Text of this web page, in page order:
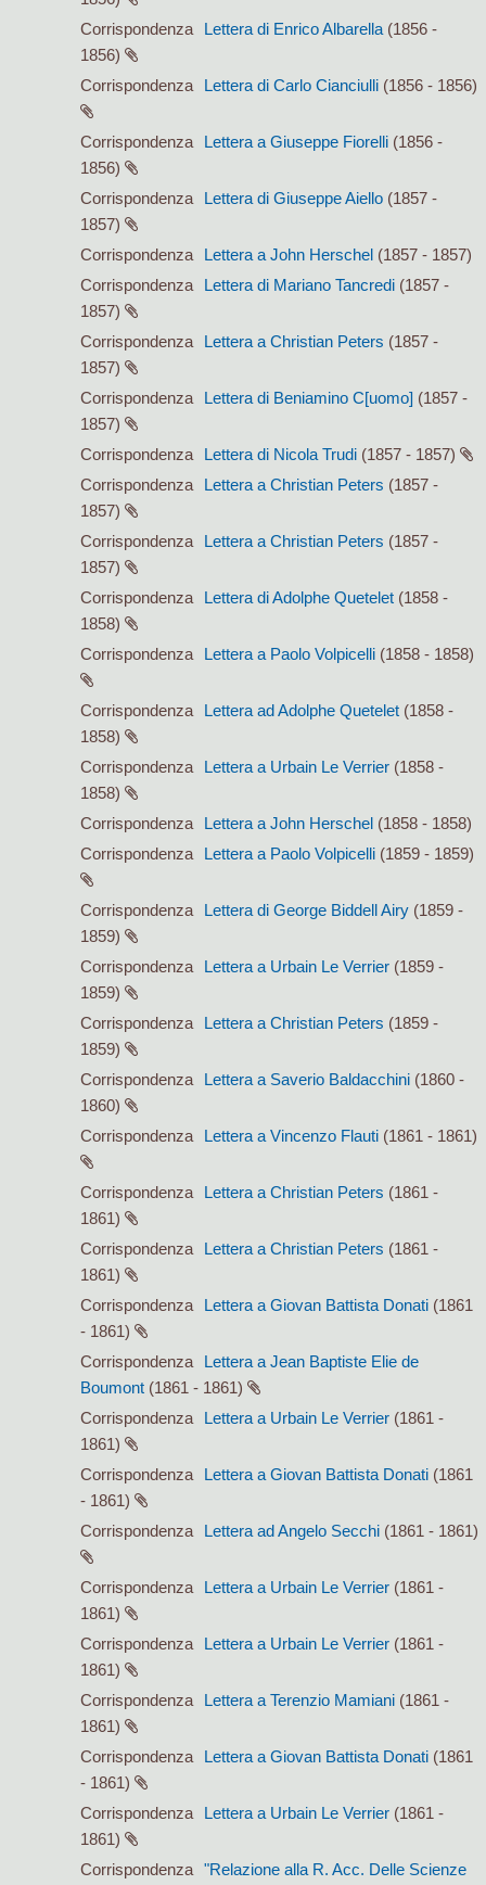
Corrispondenza
Lettera di Enrico Albarella (1856 -
1856)
Corrispondenza
Lettera di Carlo Cianciulli (1856 - 1856)
Corrispondenza Lettera a Giuseppe Fiorelli (1856 -
1856)
Corrispondenza
Lettera di Giuseppe Aiello (1857 -
1857)
Corrispondenza
Lettera a John Herschel (1857 - 1857)
Corrispondenza
Lettera di Mariano Tancredi (1857 -
1857)
Corrispondenza
Lettera a Christian Peters (1857 -
1857)
Corrispondenza
Lettera di Beniamino C[uomo] (1857 -
1857)
Corrispondenza
Lettera di Nicola Trudi (1857 - 1857)
Corrispondenza
Lettera a Christian Peters (1857 -
1857)
Corrispondenza
Lettera a Christian Peters (1857 -
1857)
Corrispondenza
Lettera di Adolphe Quetelet (1858 -
1858)
Corrispondenza
Lettera a Paolo Volpicelli (1858 - 1858)
Corrispondenza Lettera ad Adolphe Quetelet (1858 -
1858)
Corrispondenza
Lettera a Urbain Le Verrier (1858 -
1858)
Corrispondenza
Lettera a John Herschel (1858 - 1858)
Corrispondenza
Lettera a Paolo Volpicelli (1859 - 1859)
Corrispondenza Lettera di George Biddell Airy (1859 -
1859)
Corrispondenza
Lettera a Urbain Le Verrier (1859 -
1859)
Corrispondenza
Lettera a Christian Peters (1859 -
1859)
Corrispondenza
Lettera a Saverio Baldacchini (1860 -
1860)
Corrispondenza
Lettera a Vincenzo Flauti (1861 - 1861)
Corrispondenza Lettera a Christian Peters (1861 -
1861)
Corrispondenza
Lettera a Christian Peters (1861 -
1861)
Corrispondenza
Lettera a Giovan Battista Donati (1861
- 1861)
Corrispondenza
Lettera a Jean Baptiste Elie de
Boumont (1861 - 1861)
Corrispondenza
Lettera a Urbain Le Verrier (1861 -
1861)
Corrispondenza
Lettera a Giovan Battista Donati (1861
- 1861)
Corrispondenza
Lettera ad Angelo Secchi (1861 - 1861)
Corrispondenza Lettera a Urbain Le Verrier (1861 -
1861)
Corrispondenza
Lettera a Urbain Le Verrier (1861 -
1861)
Corrispondenza
Lettera a Terenzio Mamiani (1861 -
1861)
Corrispondenza
Lettera a Giovan Battista Donati (1861
- 1861)
Corrispondenza
Lettera a Urbain Le Verrier (1861 -
1861)
Corrispondenza
"Relazione alla R. Acc. Delle Scienze